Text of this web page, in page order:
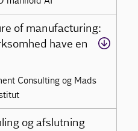
of manufacturing:
have en
Consulting og Mads
og afslutning